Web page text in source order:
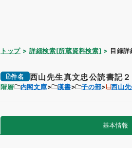
トップ 詳細検索[所蔵資料検索] 目録詳
件名 西山先生真文忠公読書記２
階層 内閣文庫 漢書 子の部 西山
基本情報